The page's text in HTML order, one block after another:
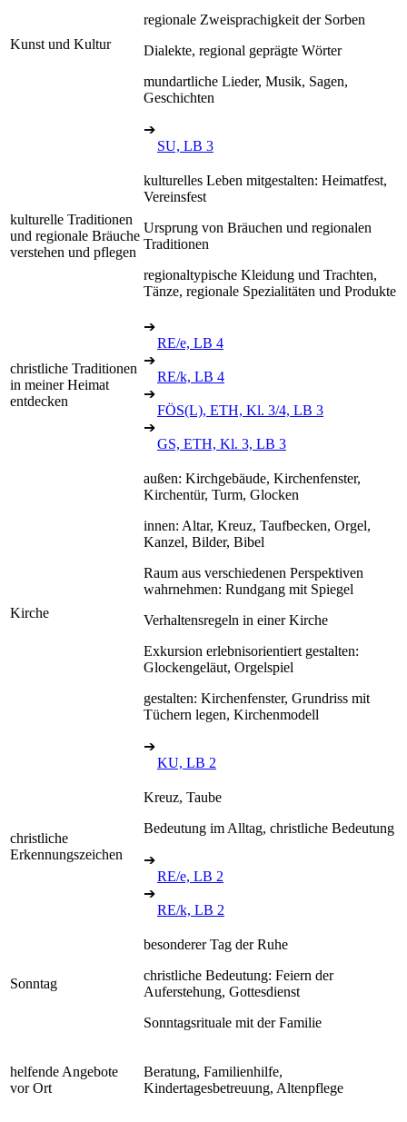
Kunst und Kultur
regionale Zweisprachigkeit der Sorben
Dialekte, regional geprägte Wörter
mundartliche Lieder, Musik, Sagen,
Geschichten
➔
SU, LB 3
kulturelle Traditionen
und regionale Bräuche
verstehen und pflegen
kulturelles Leben mitgestalten: Heimatfest,
Vereinsfest
Ursprung von Bräuchen und regionalen
Traditionen
regionaltypische Kleidung und Trachten,
Tänze, regionale Spezialitäten und Produkte
christliche Traditionen
in meiner Heimat
entdecken
➔
RE/e, LB 4
➔
RE/k, LB 4
➔
FÖS(L), ETH, Kl. 3/4, LB 3
➔
GS, ETH, Kl. 3, LB 3
Kirche
außen: Kirchgebäude, Kirchenfenster,
Kirchentür, Turm, Glocken
innen: Altar, Kreuz, Taufbecken, Orgel,
Kanzel, Bilder, Bibel
Raum aus verschiedenen Perspektiven
wahrnehmen: Rundgang mit Spiegel
Verhaltensregeln in einer Kirche
Exkursion erlebnisorientiert gestalten:
Glockengeläut, Orgelspiel
gestalten: Kirchenfenster, Grundriss mit
Tüchern legen, Kirchenmodell
➔
KU, LB 2
christliche
Erkennungszeichen
Kreuz, Taube
Bedeutung im Alltag, christliche Bedeutung
➔
RE/e, LB 2
➔
RE/k, LB 2
Sonntag
besonderer Tag der Ruhe
christliche Bedeutung: Feiern der
Auferstehung, Gottesdienst
Sonntagsrituale mit der Familie
helfende Angebote
vor Ort
Beratung, Familienhilfe,
Kindertagesbetreuung, Altenpflege